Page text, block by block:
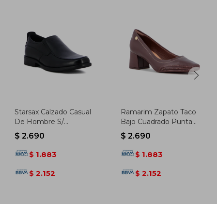
Starsax Calzado Casual
De Hombre S/
Cordones - Negro -
Negro
$ 2.690
$ 1.883
$ 2.152
Ramarim Zapato Taco
Bajo Cuadrado Punta
Fina C/ Pin - Marron
$ 2.690
$ 1.883
$ 2.152